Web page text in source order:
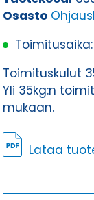
Osasto
Toimituskulut
Yli 35kg:n
mukaan.
Lataa